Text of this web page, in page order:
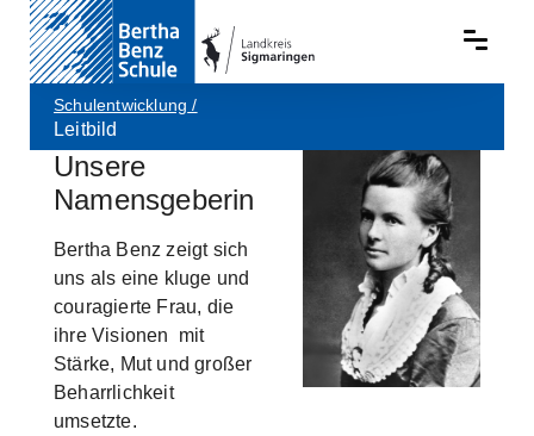
Schulentwicklung /
Leitbild
Skip to main content
Unsere
Namensgeberin
Bertha Benz zeigt sich
uns als eine kluge und
couragierte Frau, die
ihre Visionen mit
Stärke, Mut und großer
Beharrlichkeit
umsetzte.
Show larger version